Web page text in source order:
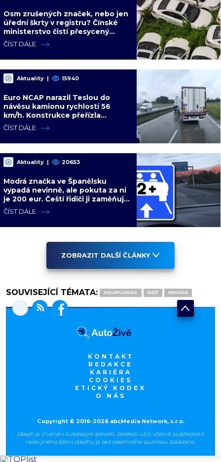
Osm zrušených značek, nebo jen
úřední škrty v registru? Čínské
ministerstvo čistí přesycený
automobilový trh
ČÍST DÁLE
Aktuality | 15940
Euro NCAP narazil Teslou do
návěsu kamionu rychlostí 56
km/h. Konstrukce přeřízla
kabinu, figurína neměla šanci
ČÍST DÁLE
Aktuality | 20653
Modrá značka ve Španělsku
vypadá nevinně, ale pokuta za ni
je 200 eur. Čeští řidiči ji zaměňují
za informační ceduli
ČÍST DÁLE
ZOBRAZIT DALŠÍ ČLÁNKY
SOUVISEJÍCÍ TÉMATA: AQUAPLANING DÉŠŤ NEHODA
KONTAKT
REDAKCE
KARIÉRA
COOKIES
ETICKÝ KODEX
O NÁS
Copyright © 2016-2026 abcMedia Network, s.r.o.
Obsah je chráněn autorským právem. Jakékoli užití včetně publikování
nebo jiného šíření obsahu je bez písemného souhlasu zakázáno.